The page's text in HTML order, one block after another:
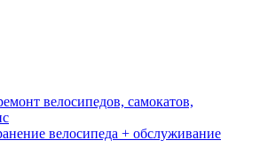
велосипедов, самокатов,
велосипеда + обслуживание